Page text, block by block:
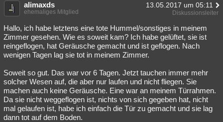
Natur Umfragen
Philosophie Träume Orte Esoterik Literatur
Astronomie Helpdesk Gruppen Gaming
Musik Clash Verbesserungen Allmystery English
Übersichten
Besucht Teilgenommen Alle Neue Geschlossen
alimaxds 13.05.2017 um 05:11
ehemaliges Mitglied Diskussionsleiter
Hallo, ich habe letztens eine tote Hummel/sonstiges in meinem
Zimmer gesehen. Wie es soweit kam? Ich habe gelüftet, sie ist
reingeflogen, hat Geräusche gemacht und ist geflogen. Nach
wenigen Tagen lag sie tot in meinem Zimmer.
Soweit so gut. Das war vor 6 Tagen. Jetzt tauchen immer mehr
solcher Wesen auf, die aber nur laufen und nicht fliegen. Sie
machen auch keine Geräusche. Eine war an meinem Türrahmen.
Da sie nicht weggeflogen ist, nichts von sich gegeben hat, nicht
mal gelaufen ist, habe ich einfach die Tür zu gemacht und sie lag
dann tot auf dem Boden.